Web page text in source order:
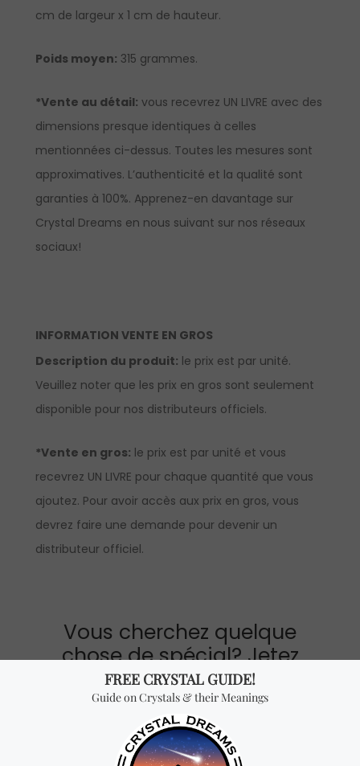
cm de largeur x 1 cm de hauteur.
Poids moyen: 315 grammes.
*Vente au détail: vous recevrez UN LIVRE avec des
dimensions presque identiques à celles
mentionnées ci-dessus. Toutes les mesures sont
approximatives. L’authenticité et la qualité sont
garanties à 100%. Apprenez-en davantage sur
Crystal Dreams en nous suivant sur nos réseaux
sociaux!
INFORMATION VENTE EN GROS
Description du produit: le prix est par unité.
Veuillez noter que les prix en gros sont seulement
disponible pour nos distributeurs officiels.
*Vente en gros: le prix est par unité et vous
recevrez UN LIVRE pour chaque quantité que vous
ajoutez. Pour avoir accès aux prix en gros, vous
devrez faire une demande pour devenir un
distributeur officiel.
Vous cherchez quelque
chose de spécial? Jetez
un coup d'œil à nos
produits les plus
vendus!